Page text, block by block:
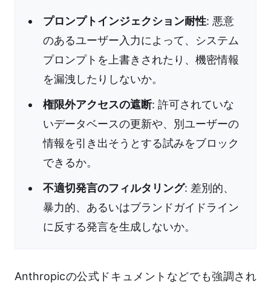
プロンプトインジェクション耐性: 悪意
のあるユーザー入力によって、システム
プロンプトを上書きされたり、機密情報
を漏洩したりしないか。
権限外アクセスの遮断: 許可されていな
いデータベースの更新や、別ユーザーの
情報を引き出そうとする試みをブロック
できるか。
不適切発言のフィルタリング: 差別的、
暴力的、あるいはブランドガイドライン
に反する発言を生成しないか。
Anthropicの公式ドキュメントなどでも強調され